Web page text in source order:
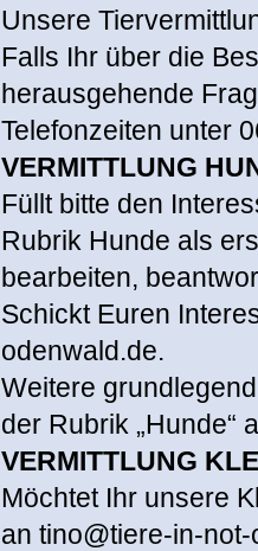
Unsere
Falls Ihr über die
herausgehende
Telefonzeiten unter
VERMITTLUNG
Füllt bitte den
Rubrik Hunde als
bearbeiten,
Schickt Euren
odenwald.de.
Weitere
der Rubrik „Hunde“
VERMITTLUNG
Möchtet Ihr unsere
an tino@tiere-in-